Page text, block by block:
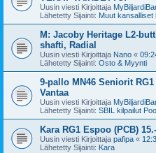
Uusin viesti Kirjoittaja
Lähetetty Sijainti: Muut kansalliset
M: Jacoby Heritage L2-
shafti, Radial
Uusin viesti Kirjoittaja Nano «
Lähetetty Sijainti: Osto & Myynti
9-pallo MN46 Seniorit
Vantaa
Uusin viesti Kirjoittaja
Lähetetty Sijainti: SBIL kilpailut
Kara RG1 Espoo (PCB)
Uusin viesti Kirjoittaja pafipa «
Lähetetty Sijainti: Kara